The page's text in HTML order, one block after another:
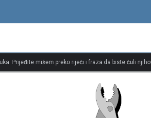
Prijeđite mišem preko riječi i fraza da biste čuli